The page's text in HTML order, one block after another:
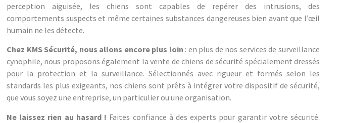
perception aiguisée, les chiens sont capables de repérer des intrusions, des
comportements suspects et même certaines substances dangereuses bien avant que l’œil
humain ne les détecte.
Chez KMS Sécurité, nous allons encore plus loin : en plus de nos services de surveillance
cynophile, nous proposons également la vente de chiens de sécurité spécialement dressés
pour la protection et la surveillance. Sélectionnés avec rigueur et formés selon les
standards les plus exigeants, nos chiens sont prêts à intégrer votre dispositif de sécurité,
que vous soyez une entreprise, un particulier ou une organisation.
Ne laissez rien au hasard ! Faites confiance à des experts pour garantir votre sécurité.